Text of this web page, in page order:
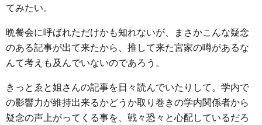
てみたい。
晩餐会に呼ばれただけかも知れないが、まさかこんな疑念
のある記事が出て来たから、推して来た宮家の噂があるな
んて考えも及んでいないのであろう。
きっとゑと姐さんの記事を日々読んでいたりして。学内で
の影響力が維持出来るかどうか取り巻きの学内関係者から
疑念の声上がってくる事を、戦々恐々と心配しているだろ